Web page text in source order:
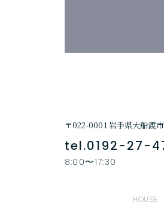
〒022-0001 岩手県大船渡
tel.0192-27-
8:00〜17:30
HOUSE